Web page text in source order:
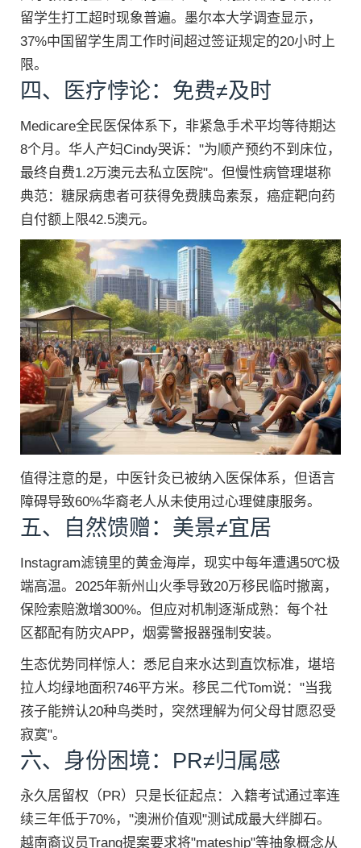
留学生打工超时现象普遍。墨尔本大学调查显示，
37%中国留学生周工作时间超过签证规定的20小时上
限。
四、医疗悖论：免费≠及时
Medicare全民医保体系下，非紧急手术平均等待期达
8个月。华人产妇Cindy哭诉："为顺产预约不到床位，
最终自费1.2万澳元去私立医院"。但慢性病管理堪称
典范：糖尿病患者可获得免费胰岛素泵，癌症靶向药
自付额上限42.5澳元。
值得注意的是，中医针灸已被纳入医保体系，但语言
障碍导致60%华裔老人从未使用过心理健康服务。
五、自然馈赠：美景≠宜居
Instagram滤镜里的黄金海岸，现实中每年遭遇50℃极
端高温。2025年新州山火季导致20万移民临时撤离，
保险索赔激增300%。但应对机制逐渐成熟：每个社
区都配有防灾APP，烟雾警报器强制安装。
生态优势同样惊人：悉尼自来水达到直饮标准，堪培
拉人均绿地面积746平方米。移民二代Tom说："当我
孩子能辨认20种鸟类时，突然理解为何父母甘愿忍受
寂寞"。
六、身份困境：PR≠归属感
永久居留权（PR）只是长征起点：入籍考试通过率连
续三年低于70%，"澳洲价值观"测试成最大绊脚石。
越南裔议员Trang提案要求将"mateship"等抽象概念从